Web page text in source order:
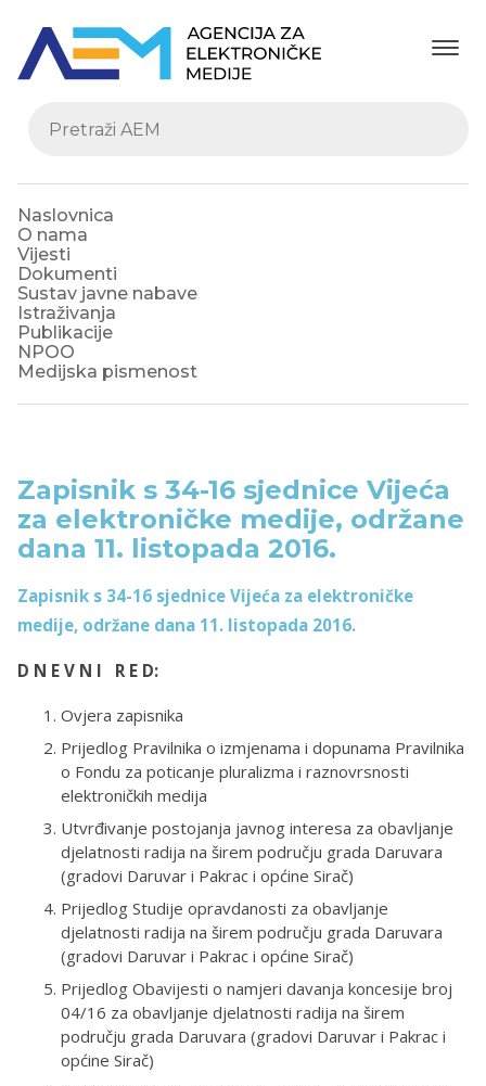
Naslovnica
O nama
Vijesti
Dokumenti
Sustav javne nabave
Istraživanja
Publikacije
NPOO
Medijska pismenost
Zapisnik s 34-16 sjednice Vijeća
za elektroničke medije, održane
dana 11. listopada 2016.
Zapisnik s 34-16 sjednice Vijeća za elektroničke
medije, održane dana 11. listopada 2016.
D N E V N I R E D:
Ovjera zapisnika
Prijedlog Pravilnika o izmjenama i dopunama Pravilnika
o Fondu za poticanje pluralizma i raznovrsnosti
elektroničkih medija
Utvrđivanje postojanja javnog interesa za obavljanje
djelatnosti radija na širem području grada Daruvara
(gradovi Daruvar i Pakrac i općine Sirač)
Prijedlog Studije opravdanosti za obavljanje
djelatnosti radija na širem području grada Daruvara
(gradovi Daruvar i Pakrac i općine Sirač)
Prijedlog Obavijesti o namjeri davanja koncesije broj
04/16 za obavljanje djelatnosti radija na širem
području grada Daruvara (gradovi Daruvar i Pakrac i
općine Sirač)